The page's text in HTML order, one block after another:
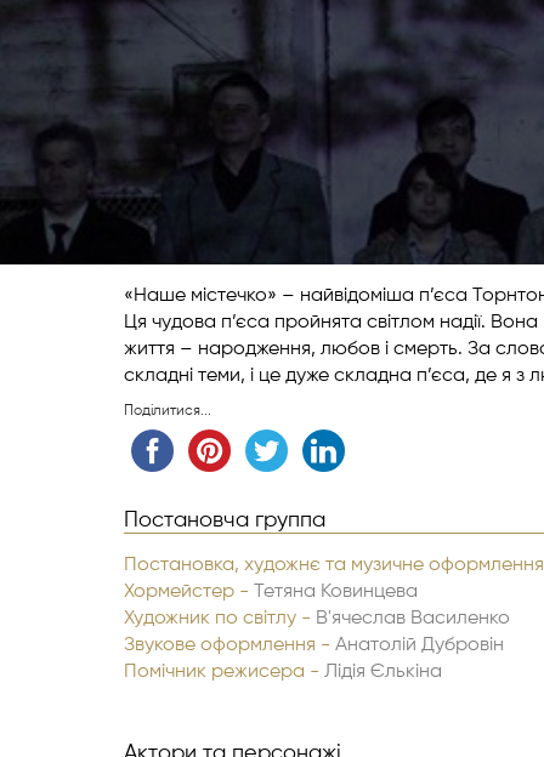
«Наше містечко» – найвідоміша п’єса
Ця чудова п’єса пройнята світлом надії.
життя – народження, любов і смерть. За
складні теми, і це дуже складна п’єса, де я з
Поділитися...
Постановча группа
Постановка, художнє та музичне
Хормейстер -
Тетяна Ковинцева
Художник по світлу - В'ячеслав Василенко
Звукове оформлення - Анатолій Дубровін
Помічник режисера - Лідія Єлькіна